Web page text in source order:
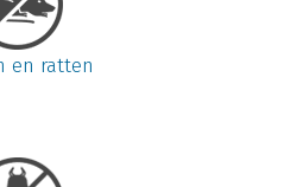
en ratten